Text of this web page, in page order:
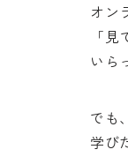
オン
「
いら
でも
学び